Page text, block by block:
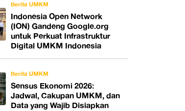
Berita UMKM
Indonesia Open Network
(ION) Gandeng Google.org
untuk Perkuat Infrastruktur
Digital UMKM Indonesia
Berita UMKM
Sensus Ekonomi 2026:
Jadwal, Cakupan UMKM, dan
Data yang Wajib Disiapkan